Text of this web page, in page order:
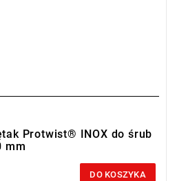
Protwist® INOX do śrub
mm
DO KOSZYKA